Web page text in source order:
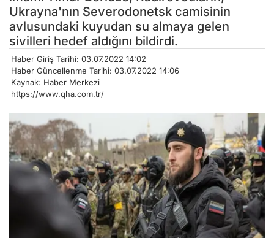
Ukrayna'nın Severodonetsk camisinin
avlusundaki kuyudan su almaya gelen
sivilleri hedef aldığını bildirdi.
Haber Giriş Tarihi: 03.07.2022 14:02
Haber Güncellenme Tarihi: 03.07.2022 14:06
Kaynak: Haber Merkezi
https://www.qha.com.tr/